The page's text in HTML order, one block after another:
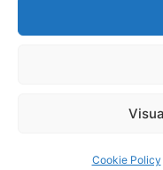
Cookie Policy
Mercurio
iscritta al Registro
Sito gestito daLa